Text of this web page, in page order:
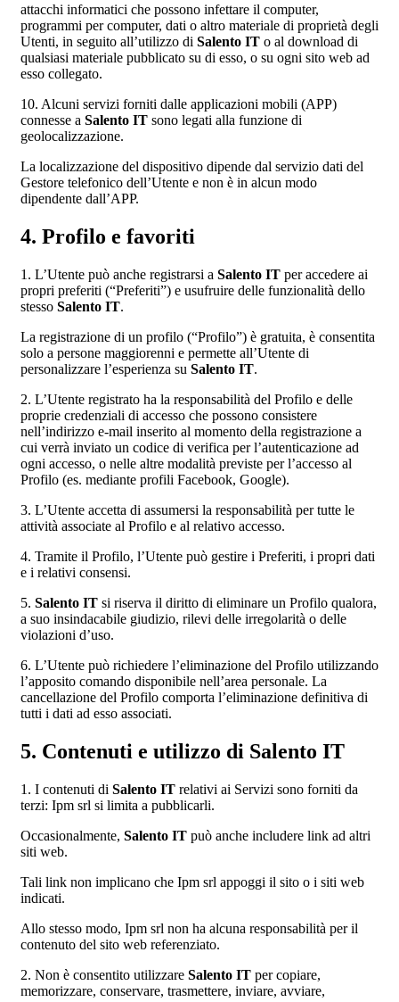
attacchi informatici che possono infettare il computer,
programmi per computer, dati o altro materiale di proprietà degli
Utenti, in seguito all’utilizzo di Salento IT o al download di
qualsiasi materiale pubblicato su di esso, o su ogni sito web ad
esso collegato.
10. Alcuni servizi forniti dalle applicazioni mobili (APP)
connesse a Salento IT sono legati alla funzione di
geolocalizzazione.
La localizzazione del dispositivo dipende dal servizio dati del
Gestore telefonico dell’Utente e non è in alcun modo
dipendente dall’APP.
4. Profilo e favoriti
1. L’Utente può anche registrarsi a Salento IT per accedere ai
propri preferiti (“Preferiti”) e usufruire delle funzionalità dello
stesso Salento IT.
La registrazione di un profilo (“Profilo”) è gratuita, è consentita
solo a persone maggiorenni e permette all’Utente di
personalizzare l’esperienza su Salento IT.
2. L’Utente registrato ha la responsabilità del Profilo e delle
proprie credenziali di accesso che possono consistere
nell’indirizzo e-mail inserito al momento della registrazione a
cui verrà inviato un codice di verifica per l’autenticazione ad
ogni accesso, o nelle altre modalità previste per l’accesso al
Profilo (es. mediante profili Facebook, Google).
3. L’Utente accetta di assumersi la responsabilità per tutte le
attività associate al Profilo e al relativo accesso.
4. Tramite il Profilo, l’Utente può gestire i Preferiti, i propri dati
e i relativi consensi.
5. Salento IT si riserva il diritto di eliminare un Profilo qualora,
a suo insindacabile giudizio, rilevi delle irregolarità o delle
violazioni d’uso.
6. L’Utente può richiedere l’eliminazione del Profilo utilizzando
l’apposito comando disponibile nell’area personale. La
cancellazione del Profilo comporta l’eliminazione definitiva di
tutti i dati ad esso associati.
5. Contenuti e utilizzo di Salento IT
1. I contenuti di Salento IT relativi ai Servizi sono forniti da
terzi: Ipm srl si limita a pubblicarli.
Occasionalmente, Salento IT può anche includere link ad altri
siti web.
Tali link non implicano che Ipm srl appoggi il sito o i siti web
indicati.
Allo stesso modo, Ipm srl non ha alcuna responsabilità per il
contenuto del sito web referenziato.
2. Non è consentito utilizzare Salento IT per copiare,
memorizzare, conservare, trasmettere, inviare, avviare,